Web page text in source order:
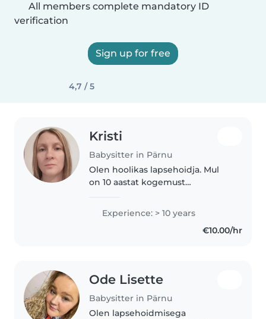
All members complete mandatory ID
verification
Sign up for free
4,7 / 5
Kristi
Babysitter in Pärnu
Olen hoolikas lapsehoidja. Mul
on 10 aastat kogemust
eas lastega. Lisaks eesti ja inglise
keelele, räägin ka norra keelt.
Oskused, mida saan pakkuda,..
Experience: > 10 years
€10.00/hr
Ode Lisette
Babysitter in Pärnu
Olen lapsehoidmisega